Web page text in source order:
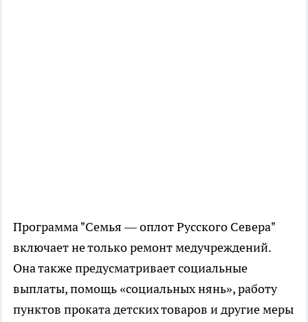
Программа "Семья — оплот Русского Севера"
включает не только ремонт медучреждений.
Она также предусматривает социальные
выплаты, помощь «социальных нянь», работу
пунктов проката детских товаров и другие меры